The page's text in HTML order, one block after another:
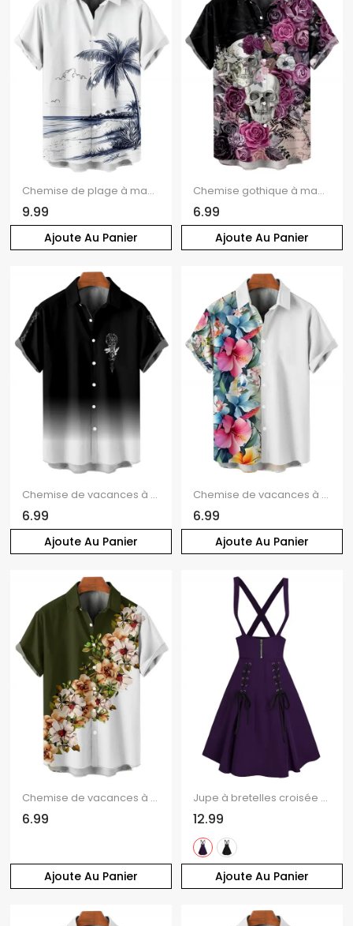
Ajoute Au Panier
Chemise de plage à manches courtes et boutons pour homme, motif paysage de cocotiers et de plage
9.99
Ajoute Au Panier
Chemise gothique à manches courtes et boutons pour homme, motif tête de mort, rose, fleur, feuille, vacances
6.99
Ajoute Au Panier
Chemise de vacances à imprimé horloge ombré pour homme, chemise décontractée à manches courtes et boutonnée et retroussable
6.99
Ajoute Au Panier
Chemise de vacances à motif de feuilles de fleurs tropicales pour homme, chemise décontractée à manches courtes et boutonnée et retroussable
6.99
Ajoute Au Panier
Chemise de vacances à manches courtes et col rabattu pour homme, décontractée, à motif floral et feuilles, de couleur contrastée
6.99
Ajoute Au Panier
Jupe à bretelles croisée à lacets
12.99